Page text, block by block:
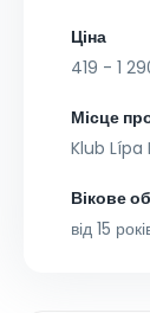
Ціна
419 - 1
Місце
Klub Lípa
Вікове
від 15